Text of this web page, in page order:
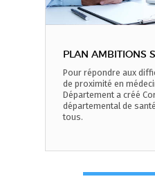
PLAN AMBITIONS
Pour répondre aux
de proximité en
Département a créé
départemental de
tous.